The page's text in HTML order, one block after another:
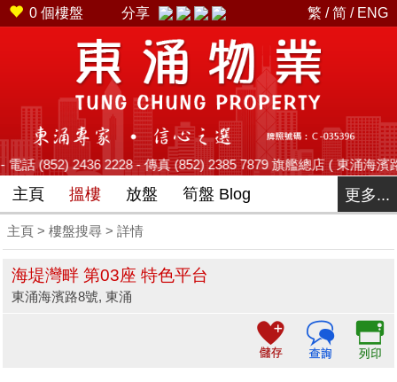
0 個樓盤 分享 繁 /简 / ENG
2436 2228 - 傳真 (852) 2385 7879 旗艦總店 ( 東
主頁 搵樓 放盤 筍盤 Blog 更多...
主頁 > 樓盤搜尋 > 詳情
海堤灣畔 第03座 特色平台
東涌海濱路8號, 東涌